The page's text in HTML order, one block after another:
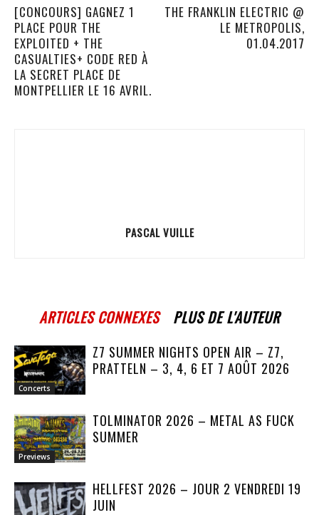
[CONCOURS] GAGNEZ 1
PLACE POUR THE
EXPLOITED + THE
CASUALTIES+ CODE RED À
LA SECRET PLACE DE
MONTPELLIER LE 16 AVRIL.
THE FRANKLIN ELECTRIC @
LE METROPOLIS,
01.04.2017
PASCAL VUILLE
ARTICLES CONNEXES PLUS DE L'AUTEUR
Concerts
Z7 SUMMER NIGHTS OPEN AIR – Z7,
PRATTELN – 3, 4, 6 ET 7 AOÛT 2026
Previews
TOLMINATOR 2026 – METAL AS FUCK
SUMMER
HELLFEST 2026 – JOUR 2 VENDREDI 19
JUIN